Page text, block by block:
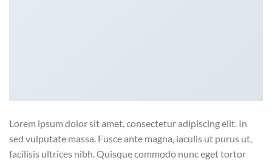
Lorem ipsum dolor sit amet, consectetur adipiscing elit. In
sed vulputate massa. Fusce ante magna, iaculis ut purus ut,
facilisis ultrices nibh. Quisque commodo nunc eget tortor